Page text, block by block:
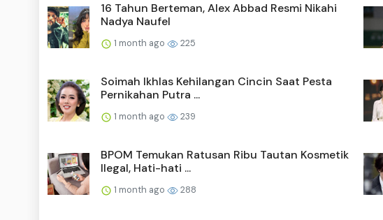
16 Tahun Berteman, Alex Abbad Resmi Nikahi
Nadya Naufel
1 month ago 225
Soimah Ikhlas Kehilangan Cincin Saat Pesta
Pernikahan Putra ...
1 month ago 239
BPOM Temukan Ratusan Ribu Tautan Kosmetik
Ilegal, Hati-hati ...
1 month ago 288